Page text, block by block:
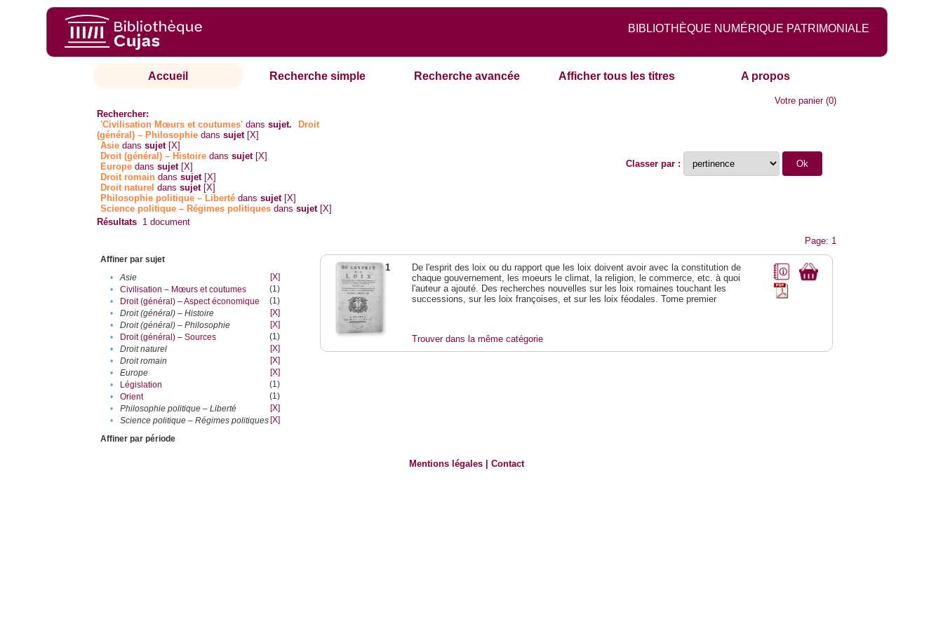
BIBLIOTHÈQUE NUMÉRIQUE PATRIMONIALE
Accueil Recherche simple Recherche avancée Afficher tous les titres A propos
Votre panier(0)
Rechercher:
'Civilisation Mœurs et coutumes' danssujet.
Droit
(général) – Philosophie danssujet [X]
Asie danssujet [X]
Droit (général) – Histoire danssujet [X]
Europe danssujet [X]
Droit romain danssujet [X]
Droit naturel danssujet [X]
Philosophie politique – Liberté danssujet [X]
Science politique – Régimes politiques danssujet [X]
Classer par :
Résultats 1 document
Page: 1
Affiner par sujet
•
Asie
[X]
•
Civilisation – Mœurs et coutumes
(1)
•
Droit (général) – Aspect économique
(1)
•
Droit (général) – Histoire
[X]
•
Droit (général) – Philosophie
[X]
•
Droit (général) – Sources
(1)
•
Droit naturel
[X]
•
Droit romain
[X]
•
Europe
[X]
•
Législation
(1)
•
Orient
(1)
•
Philosophie politique – Liberté
[X]
•
Science politique – Régimes politiques [X]
Affiner par période
1
De l'esprit des loix ou du rapport que les loix doivent avoir avec la constitution de
chaque gouvernement, les moeurs le climat, la religion, le commerce, etc. à quoi
l'auteur a ajouté. Des recherches nouvelles sur les loix romaines touchant les
successions, sur les loix françoises, et sur les loix féodales. Tome premier
Trouver dans la même catégorie
Mentions légales |Contact